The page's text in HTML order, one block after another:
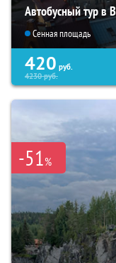
Автобусный тур в
Сенная площадь
420 руб.
4230руб.
-51%